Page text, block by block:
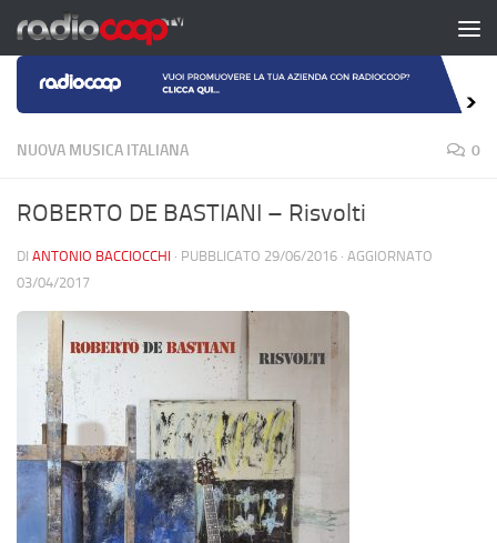
Salta al contenuto
NUOVA MUSICA ITALIANA 0
ROBERTO DE BASTIANI – Risvolti
DI ANTONIO BACCIOCCHI · PUBBLICATO 29/06/2016 · AGGIORNATO
03/04/2017